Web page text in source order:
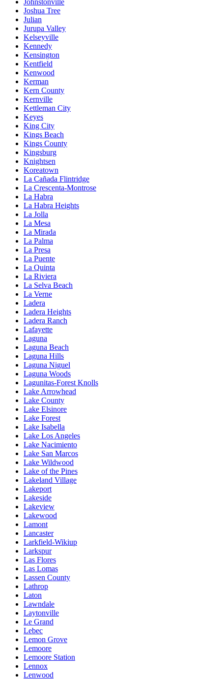
Joshua Tree
Julian
Jurupa Valley
Kelseyville
Kennedy
Kensington
Kentfield
Kenwood
Kerman
Kern County
Kernville
Kettleman City
Keyes
King City
Kings Beach
Kings County
Kingsburg
Knightsen
Koreatown
La Cañada Flintridge
La Crescenta-Montrose
La Habra
La Habra Heights
La Jolla
La Mesa
La Mirada
La Palma
La Presa
La Puente
La Quinta
La Riviera
La Selva Beach
La Verne
Ladera
Ladera Heights
Ladera Ranch
Lafayette
Laguna
Laguna Beach
Laguna Hills
Laguna Niguel
Laguna Woods
Lagunitas-Forest Knolls
Lake Arrowhead
Lake County
Lake Elsinore
Lake Forest
Lake Isabella
Lake Los Angeles
Lake Nacimiento
Lake San Marcos
Lake Wildwood
Lake of the Pines
Lakeland Village
Lakeport
Lakeside
Lakeview
Lakewood
Lamont
Lancaster
Larkfield-Wikiup
Larkspur
Las Flores
Las Lomas
Lassen County
Lathrop
Laton
Lawndale
Laytonville
Le Grand
Lebec
Lemon Grove
Lemoore
Lemoore Station
Lennox
Lenwood